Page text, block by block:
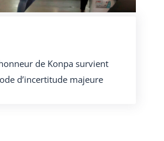
de Konpa survient
d’incertitude majeure